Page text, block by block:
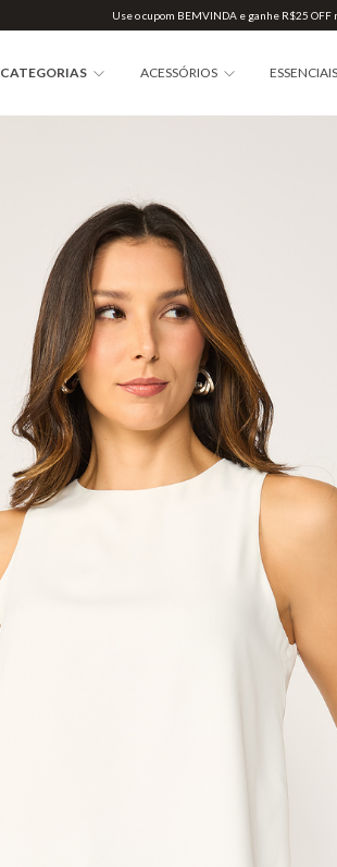
Use o cupom BEMVINDA e ganhe R$25
CATEGORIAS ACESSÓRIOS ESSENCIAIS